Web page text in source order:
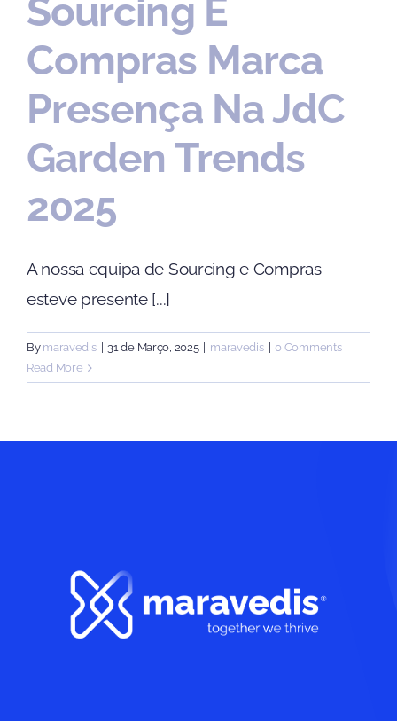
Sourcing E
Compras Marca
Presença Na JdC
Garden Trends
2025
A nossa equipa de Sourcing e Compras
esteve presente [...]
By maravedis 31 de Março, 2025 maravedis
0 Comments
Read More